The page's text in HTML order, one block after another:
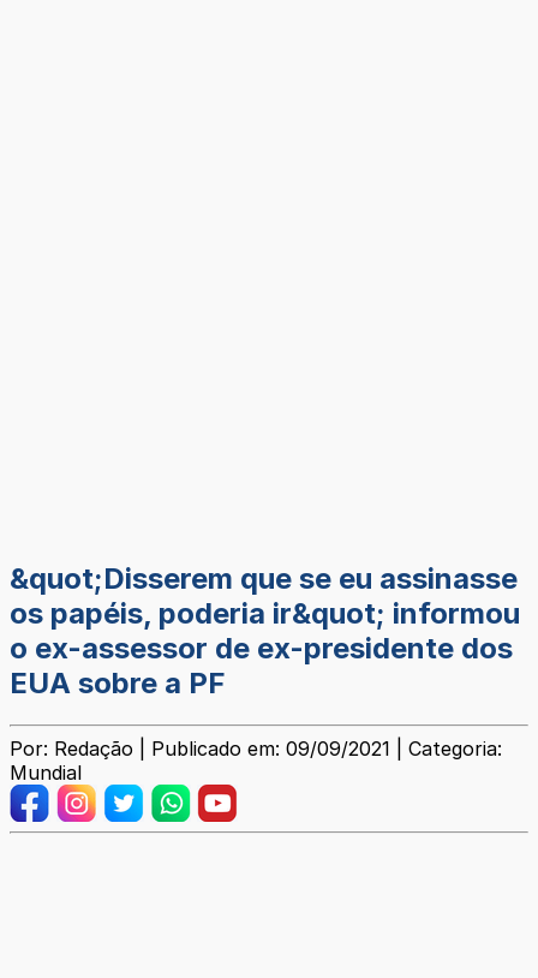
&quot;Disserem que se eu assinasse
os papéis, poderia ir&quot; informou
o ex-assessor de ex-presidente dos
EUA sobre a PF
Por: Redação | Publicado em: 09/09/2021 | Categoria:
Mundial